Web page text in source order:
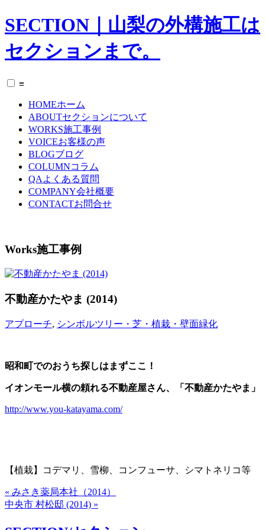
SECTION｜山梨の外構施工は
セクションまで。
≡
HOMEホーム
ABOUTセクションについて
WORKS施工事例
VOICEお客様の声
BLOGブログ
COLUMNコラム
QA よくある質問
COMPANY会社概要
CONTACTお問合せ
Works施工事例
不動産かたやま (2014)
アプローチ, シンボルツリー・芝・植栽・壁面緑化
昭和町でのおうち探しはまずここ！
イオンモール横の頼れる不動産屋さん、「不動産かたやま」
http://www.you-katayama.com/
【植栽】コデマリ、雪柳、コンフューサ、シマトネリコ等
« みさき薬局本社（2014）
中央市 村松邸 (2014) »